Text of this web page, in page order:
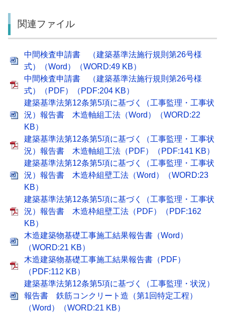
関連ファイル
中間検査申請書 （建築基準法施行規則第26号様
式）（Word）（WORD:49 KB）
中間検査申請書 （建築基準法施行規則第26号様
式）（PDF）（PDF:204 KB）
建築基準法第12条第5項に基づく（工事監理・工事状
況）報告書 木造軸組工法（Word）（WORD:22
KB）
建築基準法第12条第5項に基づく（工事監理・工事状
況）報告書 木造軸組工法（PDF）（PDF:141 KB）
建築基準法第12条第5項に基づく（工事監理・工事状
況）報告書 木造枠組壁工法（Word）（WORD:23
KB）
建築基準法第12条第5項に基づく（工事監理・工事状
況）報告書 木造枠組壁工法（PDF）（PDF:162
KB）
木造建築物基礎工事施工結果報告書（Word）
（WORD:21 KB）
木造建築物基礎工事施工結果報告書（PDF）
（PDF:112 KB）
建築基準法第12条第5項に基づく（工事監理・状況）
報告書 鉄筋コンクリート造（第1回特定工程）
（Word）（WORD:21 KB）